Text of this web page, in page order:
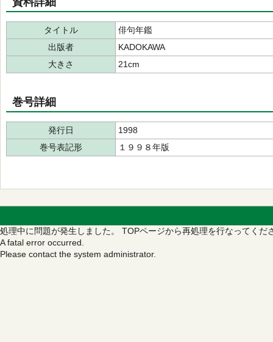
タイトル
俳句年鑑
出版者
KADOKAWA
大きさ
21cm
巻号詳細
発行日
1998
巻号表記形
１９９８年版
処理中に問題が発生しました。 TOPページから再処理を行なってくだ
A fatal error occurred.
Please contact the system administrator.